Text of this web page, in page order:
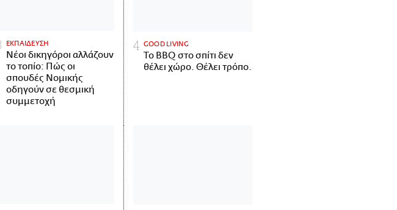
ΕΚΠΑΙΔΕΥΣΗ
Νέοι δικηγόροι αλλάζουν
το τοπίο: Πώς οι
σπουδές Νομικής
οδηγούν σε θεσμική
συμμετοχή
GOOD LIVING
Το BBQ στο σπίτι δεν
θέλει χώρο. Θέλει τρόπο.